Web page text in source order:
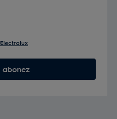
abonez